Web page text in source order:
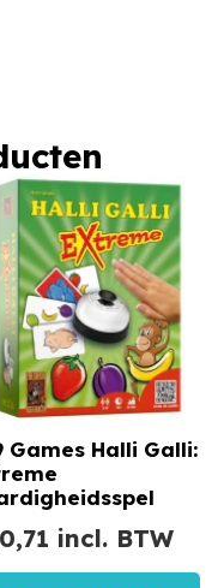
Games Halli Galli:
incl. BTW